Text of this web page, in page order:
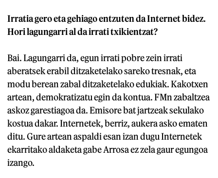
Irratia gero eta gehiago entzuten da Internet bidez.
Hori lagungarri al da irrati txikientzat?
Bai. Lagungarri da, egun irrati pobre zein irrati
aberatsek erabil ditzaketelako sareko tresnak, eta
modu berean zabal ditzaketelako edukiak. Kakotxen
artean, demokratizatu egin da kontua. FMn zabaltzea
askoz garestiagoa da. Emisore bat jartzeak sekulako
kostua dakar. Internetek, berriz, aukera asko ematen
ditu. Gure artean aspaldi esan izan dugu Internetek
ekarritako aldaketa gabe Arrosa ez zela gaur egungoa
izango.